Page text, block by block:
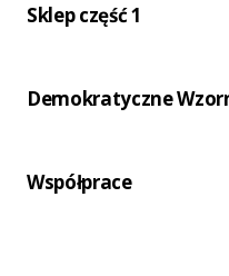
Sklep część 1
Demokratyczne
Współprace